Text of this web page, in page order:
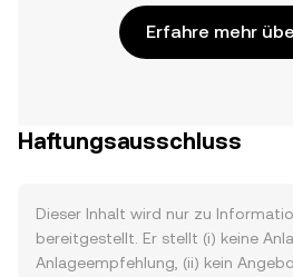
Erfahre mehr
Haftungsausschluss
Dieser Inhalt wird nur zu
bereitgestellt. Er stellt (i) keine
Anlageempfehlung, (ii) kein